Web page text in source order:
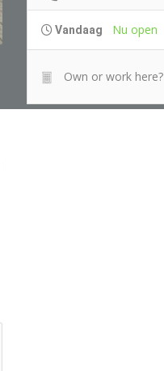
Vandaag Nu open
Own or work here?